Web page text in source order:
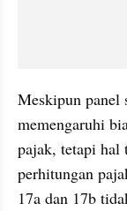
Meskipun panel
memengaruhi
pajak, tetapi hal
perhitungan
17a dan 17b